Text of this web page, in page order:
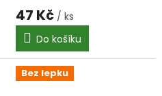
47 Kč / ks
Do košíku
Bez lepku